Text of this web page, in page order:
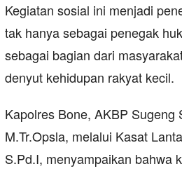
Kegiatan sosial ini menjadi
tak hanya sebagai penegak
sebagai bagian dari
denyut kehidupan rakyat kecil.
Kapolres Bone, AKBP Sugeng
M.Tr.Opsla, melalui Kasat
S.Pd.I, menyampaikan bahwa